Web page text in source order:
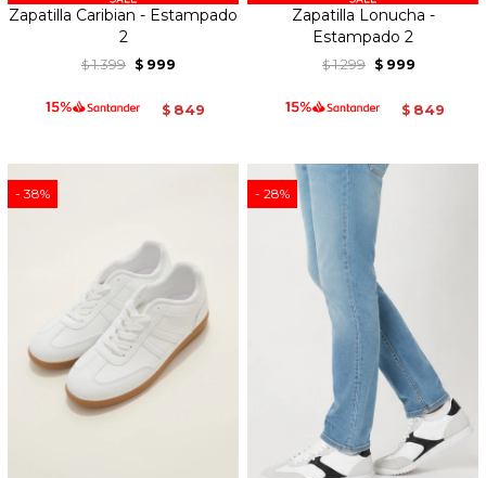
Zapatilla Caribian - Estampado
2
$ 1.399 $ 999
$ 849
Zapatilla Lonucha -
Estampado 2
$ 1.299 $ 999
$ 849
38 28